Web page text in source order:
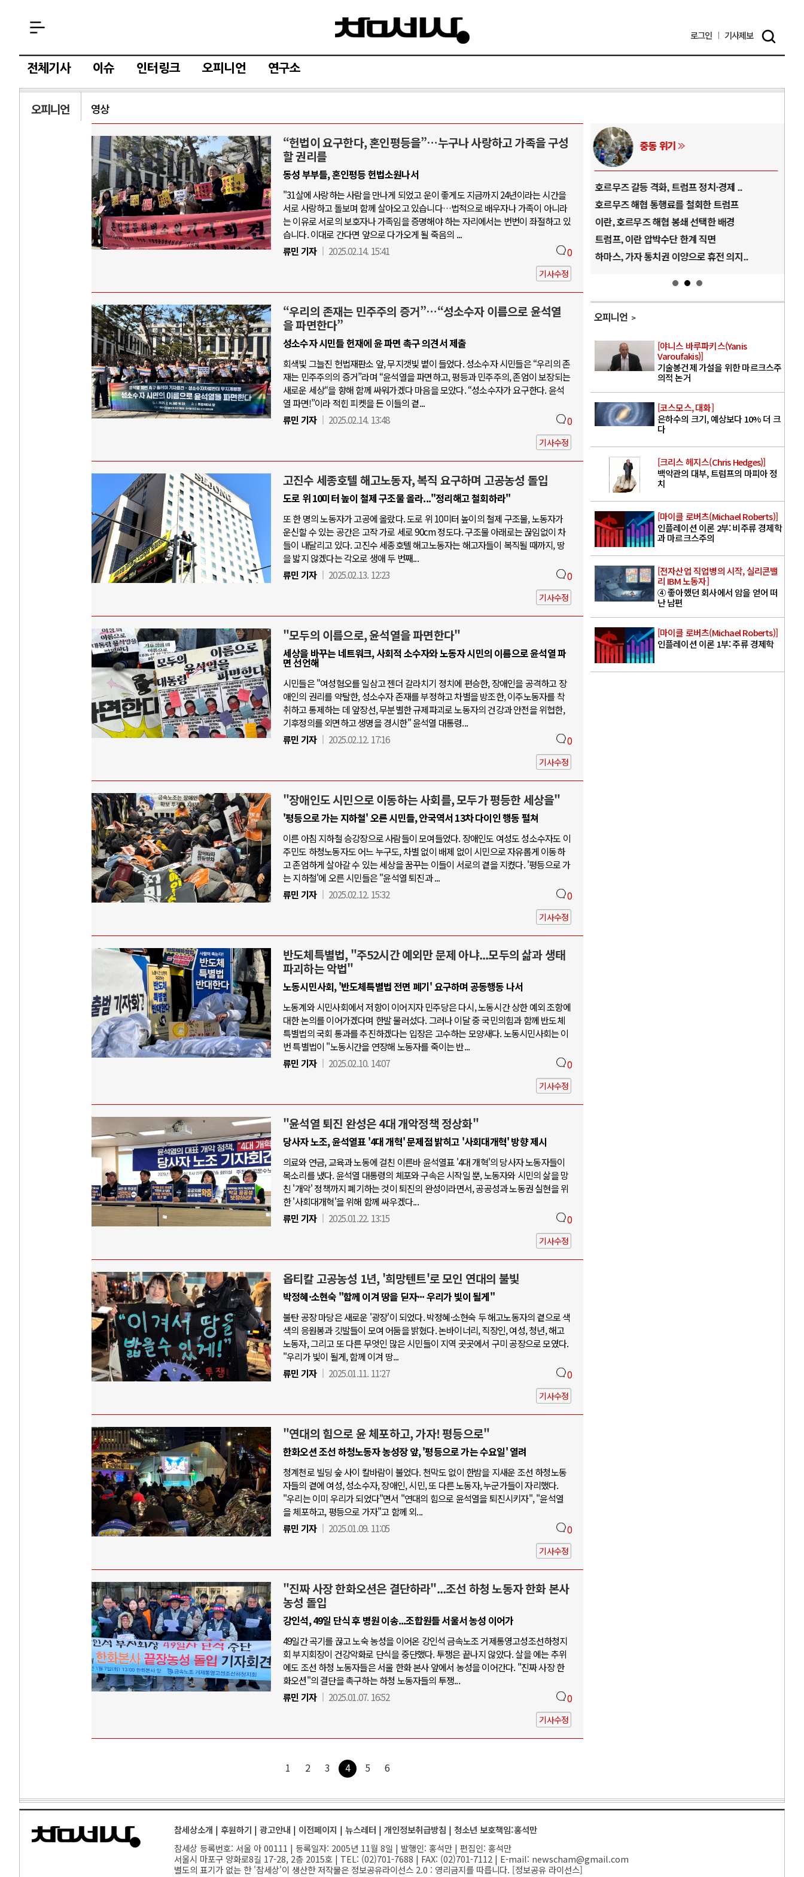
로그인 기사제보
전체기사 이슈 인터링크 오피니언 연구소
오피니언 영상
“헌법이 요구한다, 혼인평등을”…누구나 사랑하고 가족을 구성
할 권리를
동성 부부들, 혼인평등 헌법소원나서
"31살에 사랑하는 사람을 만나게 되었고 운이 좋게도 지금까지 24년이라는 시간을
서로 사랑하고 돌보며 함께 살아오고 있습니다…법적으로 배우자나 가족이 아니라
는 이유로 서로의 보호자나 가족임을 증명해야 하는 자리에서는 번번이 좌절하고 있
습니다. 이대로 간다면 앞으로 다가오게 될 죽음의 ...
류민 기자
2025.02.14. 15:41 0
기사수정
“우리의 존재는 민주주의 증거”…“성소수자 이름으로 윤석열
을 파면한다”
성소수자 시민들 헌재에 윤 파면 촉구 의견서 제출
회색빛 그늘진 헌법재판소 앞, 무지갯빛 볕이 들었다. 성소수자 시민들은 “우리의 존
재는 민주주의의 증거”라며 “윤석열을 파면하고, 평등과 민주주의, 존엄이 보장되는
새로운 세상“을 향해 함께 싸워가겠다 마음을 모았다. “성소수자가 요구한다. 윤석
열 파면!”이라 적힌 피켓을 든 이들의 곁...
류민 기자
2025.02.14. 13:48 0
기사수정
고진수 세종호텔 해고노동자, 복직 요구하며 고공농성 돌입
도로 위 10미터 높이 철제 구조물 올라..."정리해고 철회하라"
또 한 명의 노동자가 고공에 올랐다. 도로 위 10미터 높이의 철제 구조물, 노동자가
운신할 수 있는 공간은 고작 가로 세로 90cm 정도다. 구조물 아래로는 끊임없이 차
들이 내달리고 있다. 고진수 세종호텔 해고노동자는 해고자들이 복직될 때까지, 땅
을 밟지 않겠다는 각오로 생애 두 번째...
류민 기자
2025.02.13. 12:23 0
기사수정
"모두의 이름으로, 윤석열을 파면한다"
세상을 바꾸는 네트워크, 사회적 소수자와 노동자 시민의 이름으로 윤석열 파
면 선언해
시민들은 "여성혐오를 일삼고 젠더 갈라치기 정치에 편승한, 장애인을 공격하고 장
애인의 권리를 약탈한, 성소수자 존재를 부정하고 차별을 방조한, 이주노동자를 착
취하고 통제하는 데 앞장선, 무분별한 규제파괴로 노동자의 건강과 안전을 위협한,
기후정의를 외면하고 생명을 경시한" 윤석열 대통령...
류민 기자
2025.02.12. 17:16 0
기사수정
"장애인도 시민으로 이동하는 사회를, 모두가 평등한 세상을"
'평등으로 가는 지하철' 오른 시민들, 안국역서 13차 다이인 행동 펼쳐
이른 아침 지하철 승강장으로 사람들이 모여들었다. 장애인도 여성도 성소수자도 이
주민도 하청노동자도 어느 누구도, 차별 없이 배제 없이 시민으로 자유롭게 이동하
고 존엄하게 살아갈 수 있는 세상을 꿈꾸는 이들이 서로의 곁을 지켰다. '평등으로 가
는 지하철'에 오른 시민들은 "윤석열 퇴진과 ...
류민 기자
2025.02.12. 15:32 0
기사수정
반도체특별법, "주52시간 예외만 문제 아냐...모두의 삶과 생태
파괴하는 악법"
노동시민사회, '반도체특별법 전면 폐기' 요구하며 공동행동 나서
노동계와 시민사회에서 저항이 이어지자 민주당은 다시, 노동시간 상한 예외 조항에
대한 논의를 이어가겠다며 한발 물러섰다. 그러나 이달 중 국민의힘과 함께 반도체
특별법의 국회 통과를 추진하겠다는 입장은 고수하는 모양새다. 노동시민사회는 이
번 특별법이 "노동시간을 연장해 노동자를 죽이는 반...
류민 기자
2025.02.10. 14:07 0
기사수정
"윤석열 퇴진 완성은 4대 개악정책 정상화"
당사자 노조, 윤석열표 '4대 개혁' 문제점 밝히고 '사회대개혁' 방향 제시
의료와 연금, 교육과 노동에 걸친 이른바 윤석열표 '4대 개혁'의 당사자 노동자들이
목소리를 냈다. 윤석열 대통령의 체포와 구속은 시작일 뿐, 노동자와 시민의 삶을 망
친 '개악' 정책까지 폐기하는 것이 퇴진의 완성이라면서, 공공성과 노동권 실현을 위
한 '사회대개혁'을 위해 함께 싸우겠다...
류민 기자
2025.01.22. 13:15 0
기사수정
옵티칼 고공농성 1년, '희망텐트'로 모인 연대의 불빛
박정혜·소현숙 "함께 이겨 땅을 딛자··· 우리가 빛이 될게"
불탄 공장 마당은 새로운 '광장'이 되었다. 박정혜·소현숙 두 해고노동자의 곁으로 색
색의 응원봉과 깃발들이 모여 어둠을 밝혔다. 논바이너리, 직장인, 여성, 청년, 해고
노동자, 그리고 또 다른 무엇인 많은 시민들이 지역 곳곳에서 구미 공장으로 모였다.
"우리가 빛이 될게, 함께 이겨 땅...
류민 기자
2025.01.11. 11:27 0
기사수정
"연대의 힘으로 윤 체포하고, 가자! 평등으로"
한화오션 조선 하청노동자 농성장 앞, '평등으로 가는 수요일' 열려
청계천로 빌딩 숲 사이 칼바람이 불었다. 천막도 없이 한밤을 지새운 조선 하청노동
자들의 곁에 여성, 성소수자, 장애인, 시민, 또 다른 노동자, 누군가들이 자리했다.
"우리는 이미 우리가 되었다"면서 "연대의 힘으로 윤석열을 퇴진시키자", "윤석열
을 체포하고, 평등으로 가자"고 함께 외...
류민 기자
2025.01.09. 11:05 0
기사수정
"진짜 사장 한화오션은 결단하라"...조선 하청 노동자 한화 본사
농성 돌입
강인석, 49일 단식 후 병원 이송...조합원들 서울서 농성 이어가
49일간 곡기를 끊고 노숙 농성을 이어온 강인석 금속노조 거제통영고성조선하청지
회 부지회장이 건강악화로 단식을 중단했다. 투쟁은 끝나지 않았다. 살을 에는 추위
에도 조선 하청 노동자들은 서울 한화 본사 앞에서 농성을 이어간다. "진짜 사장 한
화오션"의 결단을 촉구하는 하청 노동자들의 투쟁...
류민 기자
2025.01.07. 16:52 0
기사수정
1 2 3 4 5 6
AI와 인간
중국 AI, 저가 공세로 글로벌 토큰 시..
AI 국부펀드 구상 놓고 미국 진보진영 ..
AI 데이터센터 반대 투쟁은 새로운 글로..
AI의 숨은 환경 비용: 데이터센터 확산..
AI는 어떻게 미국 민주주의를 잠식하고 ..
러시아-우크라이나 전쟁
EU·우크라이나 드론 협력 직후, 러시아..
나토, 우크라 군사지원 2027년까지 공..
우크라이나, 덴마크, 에스토니아, 네덜란..
중동 위기
호르무즈 갈등 격화, 트럼프 정치·경제 ..
호르무즈 해협 통행료를 철회한 트럼프
이란, 호르무즈 해협 봉쇄 선택한 배경
트럼프, 이란 압박수단 한계 직면
하마스, 가자 통치권 이양으로 휴전 의지..
오피니언
[야니스 바루파키스(Yanis
Varoufakis)]
기술봉건제 가설을 위한 마르크스주
의적 논거
[코스모스, 대화]
은하수의 크기, 예상보다 10% 더 크
다
[크리스 헤지스(Chris Hedges)]
백악관의 대부, 트럼프의 마피아 정
치
[마이클 로버츠(Michael Roberts)]
인플레이션 이론 2부: 비주류 경제학
과 마르크스주의
[전자산업 직업병의 시작, 실리콘밸
리 IBM 노동자]
④ 좋아했던 회사에서 암을 얻어 떠
난 남편
[마이클 로버츠(Michael Roberts)]
인플레이션 이론 1부: 주류 경제학
참세상소개 | 후원하기 | 광고안내 | 이전페이지 | 뉴스레터 | 개인정보취급방침 | 청소년 보호책임:홍석만
참세상 등록번호: 서울 아 00111 | 등록일자: 2005년 11월 8일 | 발행인: 홍석만 | 편집인: 홍석만
서울시 마포구 양화로8길 17-28, 2층 2015호 | TEL: (02)701-7688 | FAX: (02)701-7112 | E-mail: newscham@gmail.com
별도의 표기가 없는 한 '참세상'이 생산한 저작물은 정보공유라이선스 2.0 : 영리금지를 따릅니다. [정보공유 라이선스]